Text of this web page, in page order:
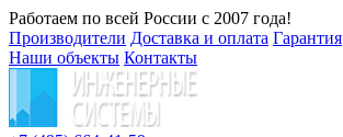
Работаем по всей России с 2007 года!
Производители Доставка и оплата Гарантия
Наши объекты Контакты